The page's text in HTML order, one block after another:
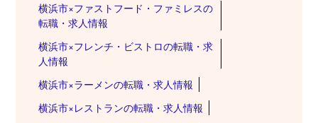
横浜市×ファストフード・ファミレスの
転職・求人情報
横浜市×フレンチ・ビストロの転職・求
人情報
横浜市×ラーメンの転職・求人情報
横浜市×レストランの転職・求人情報